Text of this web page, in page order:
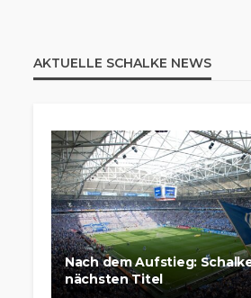
AKTUELLE SCHALKE NEWS
Nach dem Aufstieg:
nächsten Titel